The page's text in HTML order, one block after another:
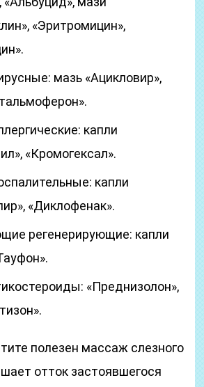
«Эритромицин»,
мазь «Ацикловир»,
капли
«Кромогексал».
капли
«Диклофенак».
регенерирующие: капли
«Преднизолон»,
полезен массаж слезного
отток застоявшегося